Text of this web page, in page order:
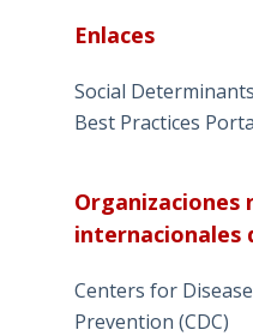
Enlaces
Social
Best Practices
Organizaciones
internacionales
Centers for
Prevention (CDC)